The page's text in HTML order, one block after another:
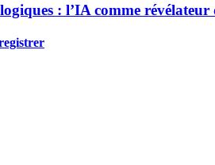
: l’IA comme révélateur